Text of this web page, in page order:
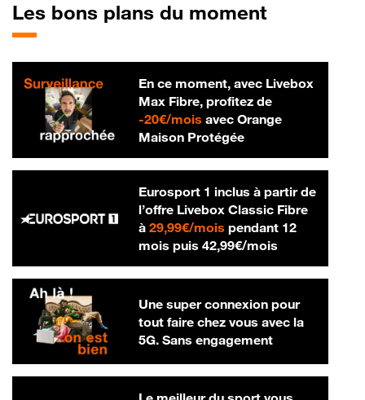
Les bons plans du moment
En ce moment, avec Livebox
Max Fibre, profitez de
-20€/mois20 € par mois
avec Orange
Maison Protégée
Eurosport 1 inclus à partir de
l’offre Livebox Classic Fibre
à 29,99€/mois29,99 € par mois
pendant 12
mois puis 42,99€/mois42,99 € par
Une super connexion pour
tout faire chez vous avec la
5G. Sans engagement